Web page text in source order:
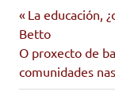
Imán
sen
teito
de
entradas
Entrada
anterior:
La educación,
Betto
Siguiente
entrada:
O proxecto de
comunidades